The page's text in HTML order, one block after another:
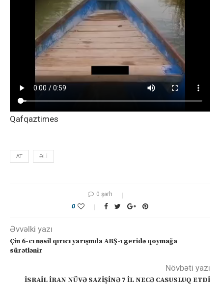
Qafqaztimes
AT ƏLI
0 şərh
0
Əvvəlki yazı
Çin 6-cı nəsil qırıcı yarışında ABŞ-ı geridə qoymağa
sürətlənir
Növbəti yazı
İSRAİL İRAN NÜVƏ SAZİŞİNƏ 7 İL NECƏ CASUSLUQ ETDİ